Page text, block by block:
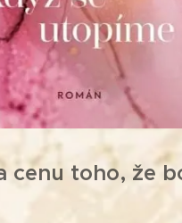
cenu toho, že